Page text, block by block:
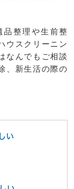
品整理や生前整
ウスクリーニン
なんでもご相談
、新生活の際の
い